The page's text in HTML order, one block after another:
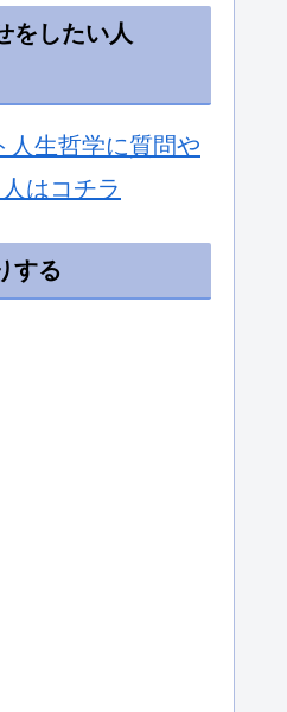
をしたい人
人生哲学に質問や
はコチラ
する